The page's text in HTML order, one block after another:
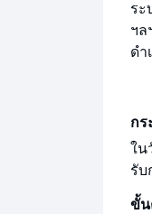
ระ
ฯล
ดำ
กร
ใน
รับ
ขั้น